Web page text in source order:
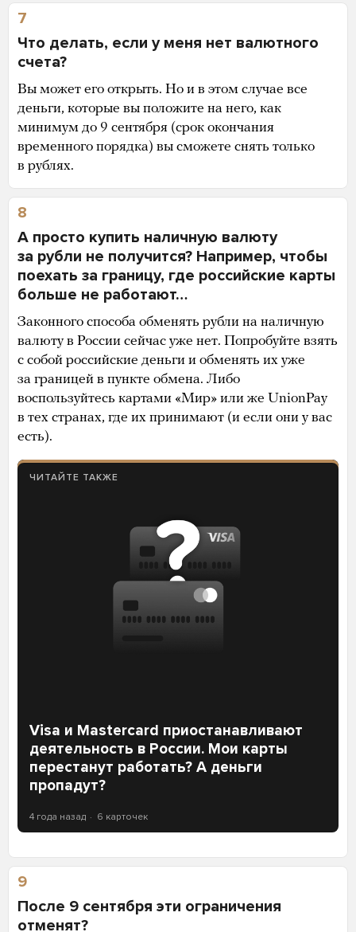
7
Что делать, если у меня нет валютного
счета?
Вы может его открыть. Но и в этом случае все
деньги, которые вы положите на него, как
минимум до 9 сентября (срок окончания
временного порядка) вы сможете снять только
в рублях.
8
А просто купить наличную валюту
за рубли не получится? Например, чтобы
поехать за границу, где российские карты
больше не работают…
Законного способа обменять рубли на наличную
валюту в России сейчас уже нет. Попробуйте взять
с собой российские деньги и обменять их уже
за границей в пункте обмена. Либо
воспользуйтесь картами «Мир» или же UnionPay
в тех странах, где их принимают (и если они у вас
есть).
ЧИТАЙТЕ ТАКЖЕ
Visa и Mastercard приостанавливают
деятельность в России. Мои карты
перестанут работать? А деньги
пропадут?
4 года назад 6 карточек
9
После 9 сентября эти ограничения
отменят?